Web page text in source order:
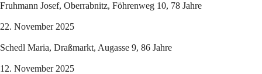
Fruhmann Josef, Oberrabnitz, Föhrenweg 10, 78 Jahre
22. November 2025
Schedl Maria, Draßmarkt, Augasse 9, 86 Jahre
12. November 2025